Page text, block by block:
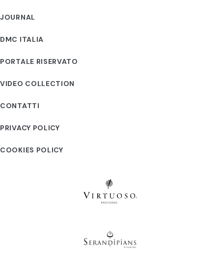
JOURNAL
DMC ITALIA
PORTALE RISERVATO
VIDEO COLLECTION
CONTATTI
PRIVACY POLICY
COOKIES POLICY